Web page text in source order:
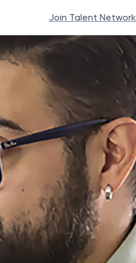
Join Talent Network